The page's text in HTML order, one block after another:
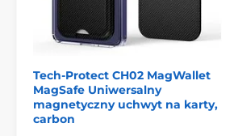
Tech-Protect CH02 MagWallet
MagSafe Uniwersalny
magnetyczny uchwyt na karty,
carbon